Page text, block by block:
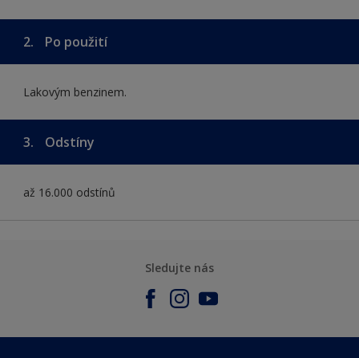
2. Po použití
Lakovým benzinem.
3. Odstíny
až 16.000 odstínů
Sledujte nás